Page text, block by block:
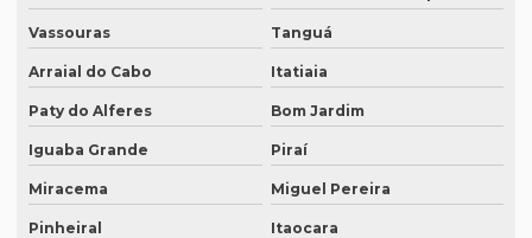
Empresa que traduz textos jurídicos em fortaleza
Empresa que transcreve áudios em porto alegre
Empresa de revisão de textos em espanhol
Empresa de revisão de textos em francês
Vassouras Tanguá
Arraial do Cabo Itatiaia
Paty do Alferes Bom Jardim
Iguaba Grande Piraí
Miracema Miguel Pereira
Pinheiral Itaocara